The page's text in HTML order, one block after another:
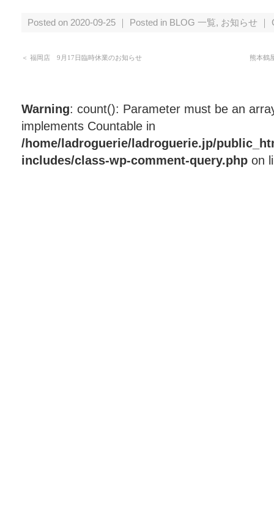
Posted on 2020-09-25 ｜ Posted in BLOG 一覧, お知らせ ｜
＜ 福岡店 9月17日臨時休業のお知らせ 熊本鶴
Warning: count(): Parameter must be an
implements Countable in
/home/ladroguerie/ladroguerie.jp/
includes/class-wp-comment-query.php on